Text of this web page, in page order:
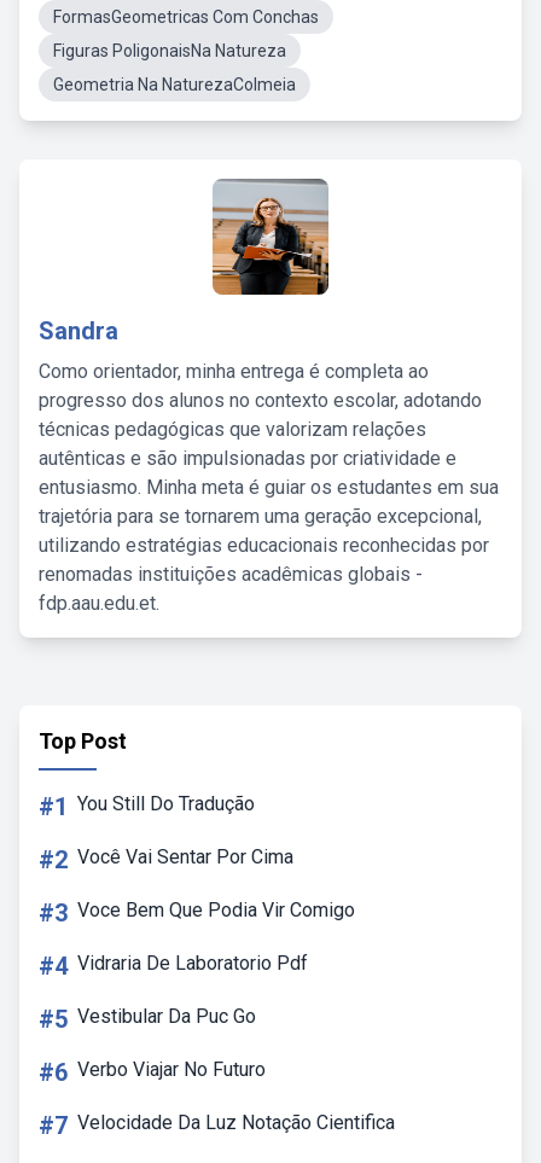
FormasGeometricas Com Conchas
Figuras PoligonaisNa Natureza
Geometria Na NaturezaColmeia
Sandra
Como orientador, minha entrega é completa ao
progresso dos alunos no contexto escolar, adotando
técnicas pedagógicas que valorizam relações
autênticas e são impulsionadas por criatividade e
entusiasmo. Minha meta é guiar os estudantes em sua
trajetória para se tornarem uma geração excepcional,
utilizando estratégias educacionais reconhecidas por
renomadas instituições acadêmicas globais -
fdp.aau.edu.et.
Top Post
#1 You Still Do Tradução
#2 Você Vai Sentar Por Cima
#3 Voce Bem Que Podia Vir Comigo
#4 Vidraria De Laboratorio Pdf
#5 Vestibular Da Puc Go
#6 Verbo Viajar No Futuro
#7 Velocidade Da Luz Notação Cientifica